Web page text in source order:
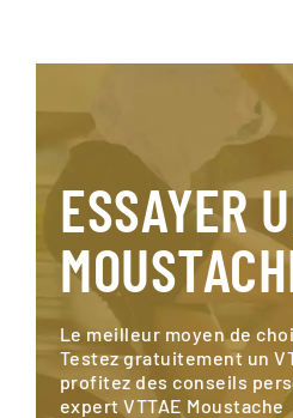
ESSAYER
Le meilleur moyen de
Testez gratuitement un
profitez des conseils
expert VTTAE Moustache